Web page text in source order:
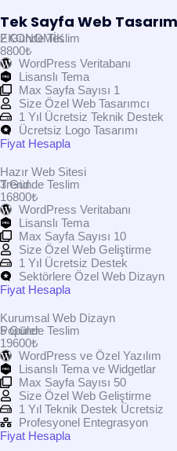
Tek Sayfa Web Tasarım
EKONOMİK
2 Günde Teslim
8800₺
WordPress Veritabanı
Lisanslı Tema
Max Sayfa Sayısı 1
Size Özel Web Tasarımcı
1 Yıl Ücretsiz Teknik Destek
Ücretsiz Logo Tasarımı
Fiyat Hesapla
Hazır Web Sitesi
Trend
3 Günde Teslim
16800₺
WordPress Veritabanı
Lisanslı Tema
Max Sayfa Sayısı 10
Size Özel Web Geliştirme
1 Yıl Ücretsiz Destek
Sektörlere Özel Web Dizayn
Fiyat Hesapla
Kurumsal Web Dizayn
Popüler
5 Günde Teslim
19600₺
WordPress ve Özel Yazılım
Lisanslı Tema ve Widgetlar
Max Sayfa Sayısı 50
Size Özel Web Geliştirme
1 Yıl Teknik Destek Ücretsiz
Profesyonel Entegrasyon
Fiyat Hesapla